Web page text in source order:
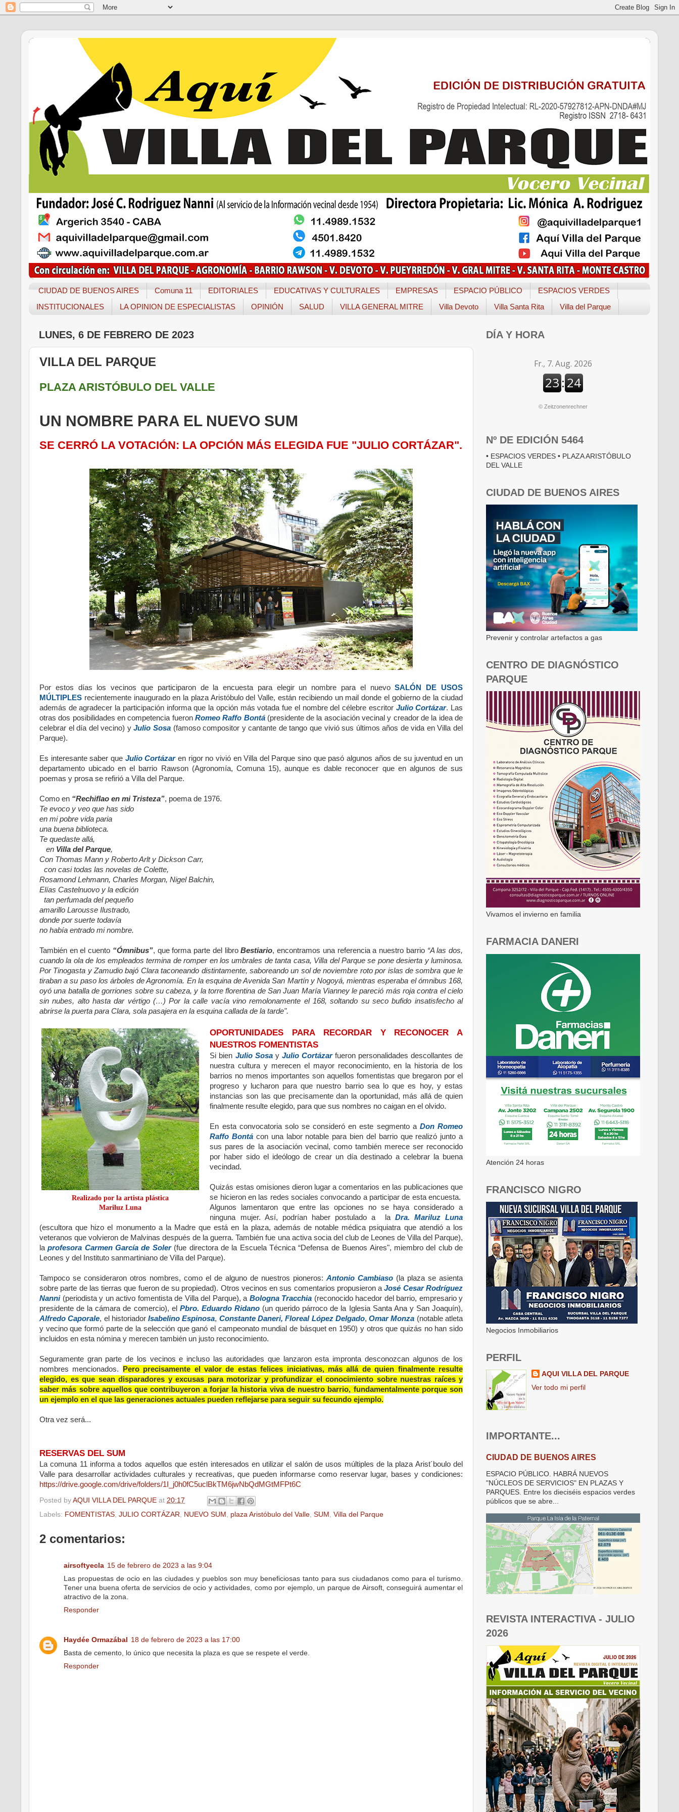
CIUDAD DE BUENOS AIRES Comuna 11 EDITORIALES EDUCATIVAS Y CULTURALES EMPRESAS ESPACIO PÚBLICO
ESPACIOS VERDES
INSTITUCIONALES
LA OPINION DE ESPECIALISTAS OPINIÓN SALUD VILLA GENERAL MITRE Villa Devoto Villa Santa Rita Villa del Parque
LUNES, 6 DE FEBRERO DE 2023
VILLA DEL PARQUE
PLAZA ARISTÓBULO DEL VALLE
UN NOMBRE PARA EL NUEVO SUM
SE CERRÓ LA VOTACIÓN: LA OPCIÓN MÁS ELEGIDA FUE "JULIO CORTÁZAR".
Por estos días los vecinos que participaron de la encuesta para elegir un nombre para el nuevoSALÓN DE USOS
MÚLTIPLES recientemente inaugurado en la plaza Aristóbulo del Valle, están recibiendo un mail donde el gobierno de la ciudad
además de agradecer la participación informa que la opción más votada fue el nombre del célebre escritor Julio Cortázar. Las
otras dos posibilidades en competencia fueron Romeo Raffo Bontá(presidente de la asociación vecinal y creador de la idea de
celebrar el día del vecino) yJulio Sosa(famoso compositor y cantante de tango que vivió sus últimos años de vida en Villa del
Parque).
Es interesante saber queJulio Cortázaren rigor no vivió en Villa del Parque sino que pasó algunos años de su juventud en un
departamento ubicado en el barrio Rawson (Agronomía, Comuna 15), aunque es dable reconocer que en algunos de sus
poemas y prosa se refirió a Villa del Parque.
Como en “Rechiflao en mi Tristeza”, poema de 1976.
Te evoco y veo que has sido
en mi pobre vida paria
una buena biblioteca.
Te quedaste allá,
en Villa del Parque,
Con Thomas Mann y Roberto Arlt y Dickson Carr,
con casi todas las novelas de Colette,
Rosamond Lehmann, Charles Morgan, Nigel Balchin,
Elías Castelnuovo y la edición
tan perfumada del pequeño
amarillo Larousse Ilustrado,
donde por suerte todavía
no había entrado mi nombre.
También en el cuento “Ómnibus”, que forma parte del libroBestiario, encontramos una referencia a nuestro barrio “A las dos,
cuando la ola de los empleados termina de romper en los umbrales de tanta casa, Villa del Parque se pone desierta y luminosa.
Por Tinogasta y Zamudio bajó Clara taconeando distintamente, saboreando un sol de noviembre roto por islas de sombra que le
tiraban a su paso los árboles de Agronomía. En la esquina de Avenida San Martín y Nogoyá, mientras esperaba el ómnibus 168,
oyó una batalla de gorriones sobre su cabeza, y la torre florentina de San Juan María Vianney le pareció más roja contra el cielo
sin nubes, alto hasta dar vértigo (…) Por la calle vacía vino remolonamente el 168, soltando su seco bufido insatisfecho al
abrirse la puerta para Clara, sola pasajera en la esquina callada de la tarde".
Realizado por la artista plástica
Mariluz Luna
OPORTUNIDADES PARA RECORDAR Y RECONOCER A
NUESTROS FOMENTISTAS
Si bien Julio Sosay Julio Cortázarfueron personalidades descollantes de
nuestra cultura y merecen el mayor reconocimiento, en la historia de los
barrios no menos importantes son aquellos fomentistas que bregaron por el
progreso y lucharon para que nuestro barrio sea lo que es hoy, y estas
instancias son las que precisamente dan la oportunidad, más allá de quien
finalmente resulte elegido, para que sus nombres no caigan en el olvido.
En esta convocatoria solo se consideró en este segmento a Don Romeo
Raffo Bontá con una labor notable para bien del barrio que realizó junto a
sus pares de la asociación vecinal, como también merece ser reconocido
por haber sido el ideólogo de crear un día destinado a celebrar la buena
vecindad.
Quizás estas omisiones dieron lugar a comentarios en las publicaciones que
se hicieron en las redes sociales convocando a participar de esta encuesta.
Algunos lamentaron que entre las opciones no se haya considerado a
ninguna mujer. Así, podrían haber postulado a la Dra. Mariluz Luna
(escultora que hizo el monumento a la Madre que está en la plaza, además de notable médica psiquiatra que atendió a los
veteranos que volvieron de Malvinas después de la guerra. También fue una activa socia del club de Leones de Villa del Parque),
laprofesora Carmen García de Soler(fue directora de la Escuela Técnica “Defensa de Buenos Aires", miembro del club de
Leones y del Instituto sanmartiniano de Villa del Parque).
Tampoco se consideraron otros nombres, como el de alguno de nuestros pioneros: Antonio Cambiaso (la plaza se asienta
sobre parte de las tierras que fueron de su propiedad). Otros vecinos en sus comentarios propusieron aJosé Cesar Rodríguez
Nanni(periodista y un activo fomentista de Villa del Parque), a Bologna Tracchia (reconocido hacedor del barrio, empresario y
presidente de la cámara de comercio), el Pbro. Eduardo Ridano(un querido párroco de la Iglesia Santa Ana y San Joaquín),
Alfredo Caporale, el historiadorIsabelino Espinosa, Constante Daneri, Floreal López Delgado,Omar Monza (notable atleta
y vecino que formó parte de la selección que ganó el campeonato mundial de básquet en 1950) y otros que quizás no han sido
incluidos en esta nómina y merecen también un justo reconocimiento.
Seguramente gran parte de los vecinos e incluso las autoridades que lanzaron esta impronta desconozcan algunos de los
nombres mencionados.
Pero precisamente el valor de estas felices iniciativas, más allá de quien finalmente resulte
elegido, es que sean disparadores y excusas para motorizar y profundizar el conocimiento sobre nuestras raíces y
saber más sobre aquellos que contribuyeron a forjar la historia viva de nuestro barrio, fundamentalmente porque son
un ejemplo en el que las generaciones actuales pueden reflejarse para seguir su fecundo ejemplo.
Otra vez será...
RESERVAS DEL SUM
La comuna 11 informa a todos aquellos que estén interesados en utilizar el salón de usos múltiples de la plaza Arist´boulo del
Valle para desarrollar actividades culturales y recreativas, que pueden informarse como reservar lugar, bases y condiciones:
https://drive.google.com/drive/folders/1I_j0h0fC5uclBkTM6jwNbQdMGtMFPt6C
Posted by AQUI VILLA DEL PARQUE at 20:17
Labels: FOMENTISTAS, JULIO CORTÁZAR, NUEVO SUM , plaza Aristóbulo del Valle, SUM , Villa del Parque
2 comentarios:
airsoftyecla 15 de febrero de 2023 a las 9:04
Las propuestas de ocio en las ciudades y pueblos son muy beneficiosas tanto para sus ciudadanos como para el turismo.
Tener una buena oferta de servicios de ocio y actividades, como por ejemplo, un parque de Airsoft, conseguirá aumentar el
atractivo de la zona.
Responder
Haydée Ormazábal 18 de febrero de 2023 a las 17:00
Basta de cemento, lo único que necesita la plaza es que se respete el verde.
Responder
DÍA Y HORA
© Zeitzonenrechner
Nº DE EDICIÓN 5464
• ESPACIOS VERDES • PLAZA ARISTÓBULO
DEL VALLE
CIUDAD DE BUENOS AIRES
Prevenir y controlar artefactos a gas
CENTRO DE DIAGNÓSTICO
PARQUE
Vivamos el invierno en familia
FARMACIA DANERI
Atención 24 horas
FRANCISCO NIGRO
Negocios Inmobiliarios
PERFIL
AQUI VILLA DEL PARQUE
Ver todo mi perfil
IMPORTANTE...
CIUDAD DE BUENOS AIRES
ESPACIO PÚBLICO. HABRÁ NUEVOS
"NÚCLEOS DE SERVICIOS" EN PLAZAS Y
PARQUES. Entre los dieciséis espacios verdes
públicos que se abre...
REVISTA INTERACTIVA - JULIO
2026